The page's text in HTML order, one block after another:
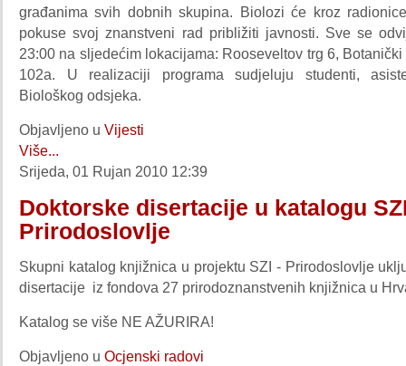
građanima svih dobnih skupina. Biolozi će kroz
pokuse svoj znanstveni rad približiti javnosti. Sve se
23:00 na sljedećim lokacijama: Rooseveltov trg 6,
102a. U realizaciji programa sudjeluju studenti,
Biološkog odsjeka.
Objavljeno u Vijesti
Više...
Srijeda, 01 Rujan 2010 12:39
Doktorske disertacije u katalogu
Prirodoslovlje
Skupni katalog knjižnica u projektu SZI - Prirodoslovlje
disertacije iz fondova 27 prirodoznanstvenih knjižnica u
Katalog se više NE AŽURIRA!
Objavljeno u Ocjenski radovi